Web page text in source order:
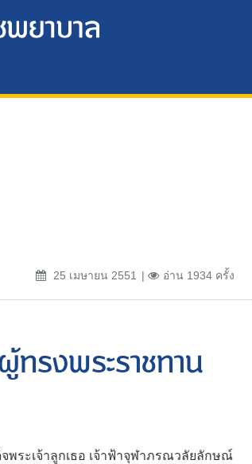
25 เมษายน 2551 อ่าน 1934 ครั้ง
ทรงพระราชทาน
พระเจ้าลูกเธอ เจ้าฟ้าจุฬาภรณวลัยลักษณ์